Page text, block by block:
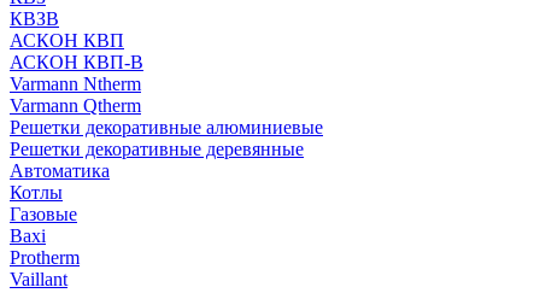
КВЗВ
АСКОН КВП
АСКОН КВП-В
Varmann Ntherm
Varmann Qtherm
Решетки декоративные алюминиевые
Решетки декоративные деревянные
Автоматика
Котлы
Газовые
Baxi
Protherm
Vaillant